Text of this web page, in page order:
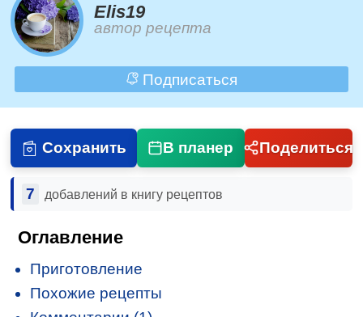
Elis19
автор рецепта
Подписаться
Сохранить В планер Поделиться
7 добавлений в книгу рецептов
Оглавление
Приготовление
Похожие рецепты